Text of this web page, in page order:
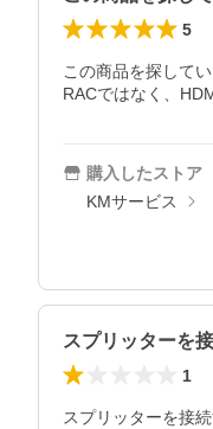
5
この商品を探してい
RACではなく、
購入したストア
KMサービス
スプリッターを
1
スプリッターを接